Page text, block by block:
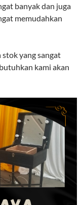
banyak dan juga
memudahkan
stok yang sangat
kami akan